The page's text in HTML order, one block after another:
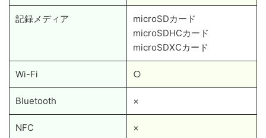
記録メディア
microSDカード
microSDHCカード
microSDXCカード
Wi-Fi ○
Bluetooth ×
NFC ×